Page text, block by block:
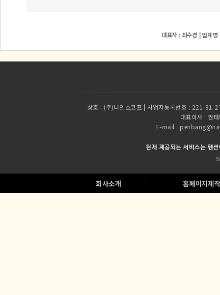
대표자 : 최수경 | 업체
상호 : (주)나인스코프 | 사업자등록번호 : 221-81-
대표이사 : 권
E-mail :
현재 제공되는 서비스는 펜
회사소개 홈페이지제작